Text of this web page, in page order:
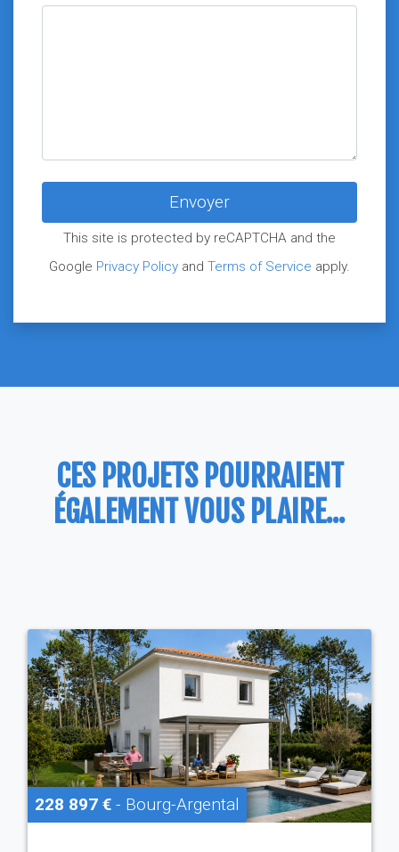
This site is protected by reCAPTCHA and the
Google Privacy Policy and Terms of Service apply.
CES PROJETS POURRAIENT
ÉGALEMENT VOUS PLAIRE...
228 897 € - Bourg-Argental